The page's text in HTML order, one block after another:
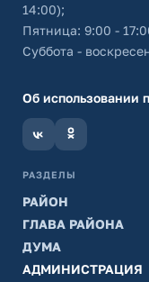
14:00);
Пятница: 9:00 -
Суббота -
Об использовании
РАЗДЕЛЫ
РАЙОН
ГЛАВА РАЙОНА
ДУМА
АДМИНИСТРАЦИЯ